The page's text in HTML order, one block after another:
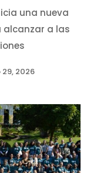
una nueva
alcanzar a las
29, 2026